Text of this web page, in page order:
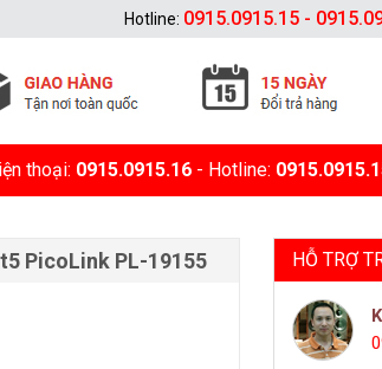
thoại: 0915.0915.16 - Hotline:
PicoLink PL-19155 HỖ TRỢ
Hotline: 0915.0915.15 -